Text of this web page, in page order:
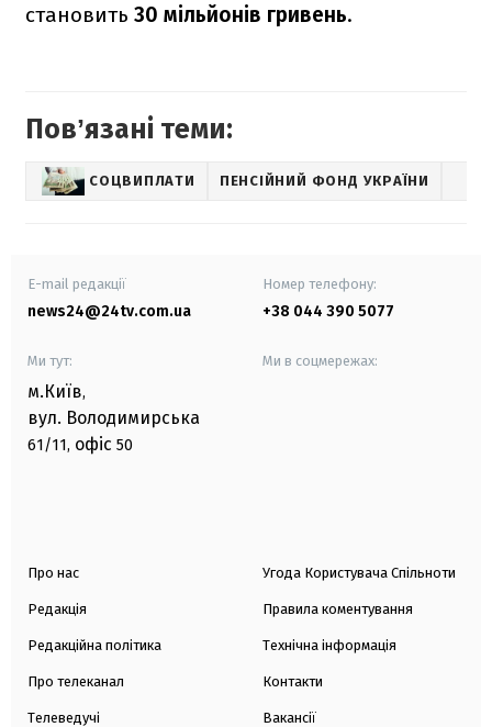
становить 30 мільйонів гривень.
Повʼязані теми:
СОЦВИПЛАТИ ПЕНСІЙНИЙ ФОНД УКРАЇНИ
E-mail редакції
news24@24tv.com.ua
Номер телефону:
+38 044 390 5077
Ми тут:
м.Київ,
вул. Володимирська
61/11, офіс 50
Ми в соцмережах:
Про нас
Редакція
Редакційна політика
Про телеканал
Телеведучі
Угода Користувача Спільноти
Правила коментування
Технічна інформація
Контакти
Вакансії